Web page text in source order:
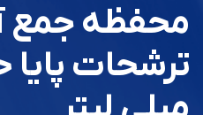
محفظه جمع